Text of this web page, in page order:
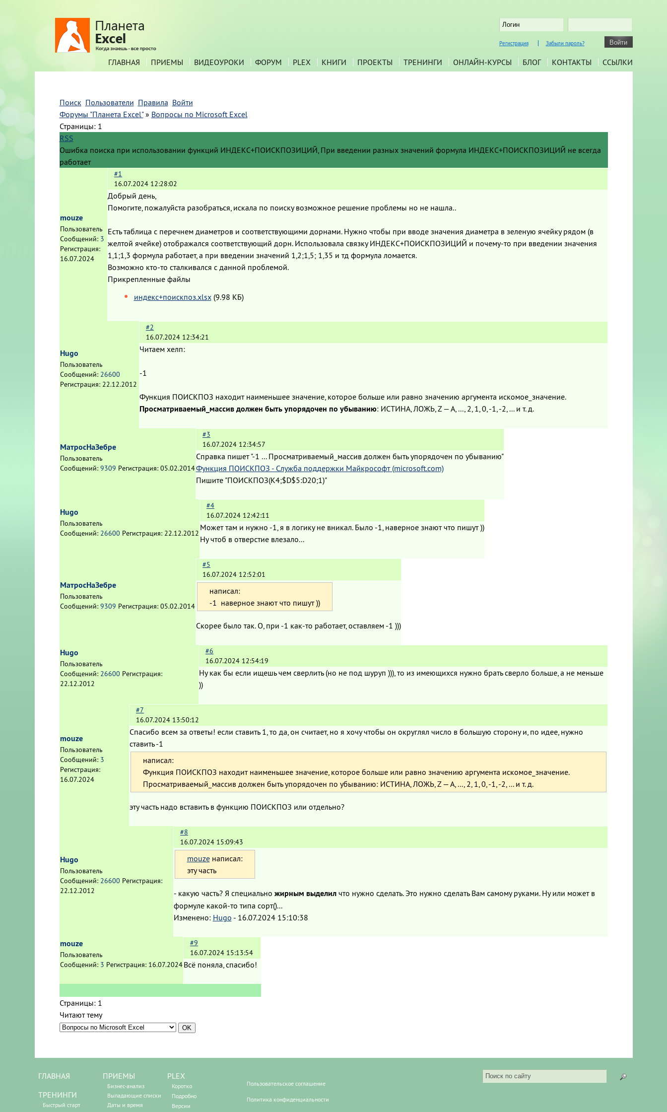
Регистрация Забыли пароль?
ГЛАВНАЯ ПРИЕМЫ ВИДЕОУРОКИ ФОРУМ PLEX КНИГИ ПРОЕКТЫ ТРЕНИНГИ ОНЛАЙН-КУРСЫ БЛОГ КОНТАКТЫ ССЫЛКИ
Поиск Пользователи Правила Войти
Форумы "Планета Excel" » Вопросы по Microsoft Excel
Страницы: 1
RSS
Ошибка поиска при использовании функций ИНДЕКС+ПОИСКПОЗИЦИЙ, При введении разных значений формула ИНДЕКС+ПОИСКПОЗИЦИЙ не всегда
работает
mouze
Пользователь
Сообщений: 3
Регистрация:
16.07.2024
#1
16.07.2024 12:28:02
Добрый день,
Помогите, пожалуйста разобраться, искала по поиску возможное решение проблемы но не нашла..
Есть таблица с перечнем диаметров и соответствующими дорнами. Нужно чтобы при вводе значения диаметра в зеленую ячейку рядом (в
желтой ячейке) отображался соответствующий дорн. Использовала связку ИНДЕКС+ПОИСКПОЗИЦИЙ и почему-то при введении значения
1,1;1,3 формула работает, а при введении значений 1,2;1,5; 1,35 и тд формула ломается.
Возможно кто-то сталкивался с данной проблемой.
Прикрепленные файлы
индекс+поискпоз.xlsx (9.98 КБ)
Hugo
Пользователь
Сообщений: 26600
Регистрация: 22.12.2012
#2
16.07.2024 12:34:21
Читаем хелп:
-1
Функция ПОИСКПОЗ находит наименьшее значение, которое больше или равно значению аргумента искомое_значение.
Просматриваемый_массив должен быть упорядочен по убыванию: ИСТИНА, ЛОЖЬ, Z — A, ..., 2, 1, 0, -1, -2, ... и т. д.
МатросНаЗебре
Пользователь
Сообщений: 9309 Регистрация: 05.02.2014
#3
16.07.2024 12:34:57
Справка пишет "-1 ... Просматриваемый_массив должен быть упорядочен по убыванию"
Функция ПОИСКПОЗ - Служба поддержки Майкрософт (microsoft.com)
Пишите "ПОИСКПОЗ(K4;$D$5:D20;1)"
Hugo
Пользователь
Сообщений: 26600 Регистрация: 22.12.2012
#4
16.07.2024 12:42:11
Может там и нужно -1, я в логику не вникал. Было -1, наверное знают что пишут ))
Ну чтоб в отверстие влезало...
МатросНаЗебре
Пользователь
Сообщений: 9309 Регистрация: 05.02.2014
#5
16.07.2024 12:52:01
написал:
-1 наверное знают что пишут ))
Скорее было так. О, при -1 как-то работает, оставляем -1 )))
Hugo
Пользователь
Сообщений: 26600 Регистрация:
22.12.2012
#6
16.07.2024 12:54:19
Ну как бы если ищешь чем сверлить (но не под шуруп ))), то из имеющихся нужно брать сверло больше, а не меньше
))
mouze
Пользователь
Сообщений: 3
Регистрация:
16.07.2024
#7
16.07.2024 13:50:12
Спасибо всем за ответы! если ставить 1, то да, он считает, но я хочу чтобы он округлял число в большую сторону и, по идее, нужно
ставить -1
написал:
Функция ПОИСКПОЗ находит наименьшее значение, которое больше или равно значению аргумента искомое_значение.
Просматриваемый_массив должен быть упорядочен по убыванию: ИСТИНА, ЛОЖЬ, Z — A, ..., 2, 1, 0, -1, -2, ... и т. д.
эту часть надо вставить в функцию ПОИСКПОЗ или отдельно?
Hugo
Пользователь
Сообщений: 26600 Регистрация:
22.12.2012
#8
16.07.2024 15:09:43
mouzeнаписал:
эту часть
- какую часть? Я специально жирным выделилчто нужно сделать. Это нужно сделать Вам самому руками. Ну или может в
формуле какой-то типа сорт()...
Изменено: Hugo - 16.07.2024 15:10:38
mouze
Пользователь
Сообщений: 3 Регистрация: 16.07.2024
#9
16.07.2024 15:13:54
Всё поняла, спасибо!
Страницы: 1
Читают тему
ГЛАВНАЯ
ТРЕНИНГИ
Быстрый старт
ПРИЕМЫ
Бизнес-анализ
Выпадающие списки
Даты и время
PLEX
Коротко
Подробно
Версии
Пользовательское соглашение
Политика конфиденциальности